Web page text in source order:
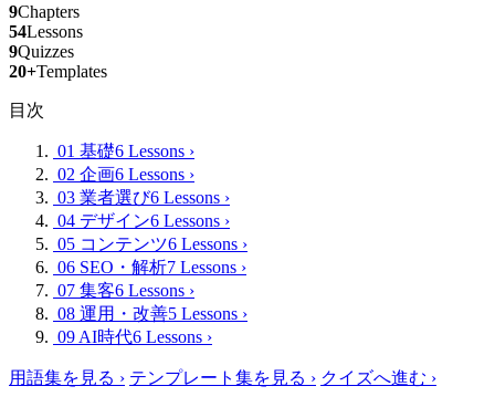
9Chapters
54Lessons
9Quizzes
20+Templates
目次
01 基礎6 Lessons ›
02 企画6 Lessons ›
03 業者選び6 Lessons ›
04 デザイン6 Lessons ›
05 コンテンツ6 Lessons ›
06 SEO・解析7 Lessons ›
07 集客6 Lessons ›
08 運用・改善5 Lessons ›
09 AI時代6 Lessons ›
用語集を見る › テンプレート集を見る › クイズへ進む ›